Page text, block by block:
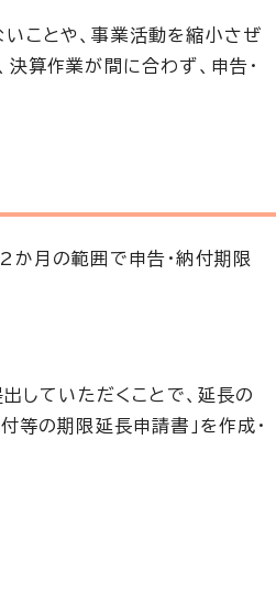
ことや、事業活動を縮小さぜ
算作業が間に合わず、申告・
か月の範囲で申告・納付期限
していただくことで、延長の
等の期限延長申請書」を作成・